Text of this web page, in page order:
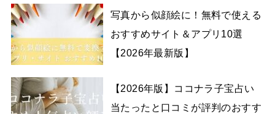
写真から似顔絵に！無料で使える
おすすめサイト＆アプリ10選
【2026年最新版】
【2026年版】ココナラ子宝占い
当たったと口コミが評判のおすす